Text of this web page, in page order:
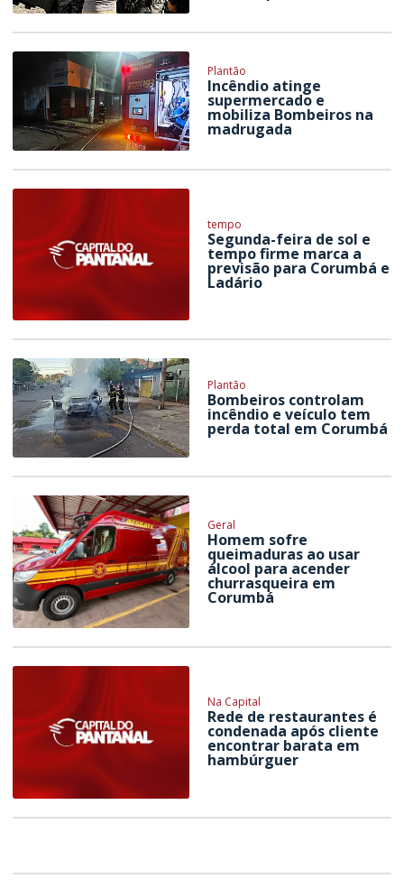
Plantão
Incêndio atinge
supermercado e
mobiliza Bombeiros na
madrugada
tempo
Segunda-feira de sol e
tempo firme marca a
previsão para Corumbá e
Ladário
Plantão
Bombeiros controlam
incêndio e veículo tem
perda total em Corumbá
Geral
Homem sofre
queimaduras ao usar
álcool para acender
churrasqueira em
Corumbá
Na Capital
Rede de restaurantes é
condenada após cliente
encontrar barata em
hambúrguer